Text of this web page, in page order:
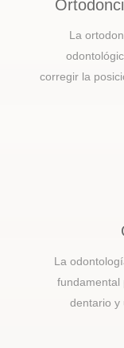
La
corregir la
La
fundamental
dentario y